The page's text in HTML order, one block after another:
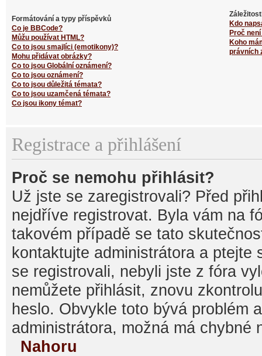
Formátování a typy příspěvků
Co je BBCode?
Můžu používat HTML?
Co to jsou smajlíci (emotikony)?
Mohu přidávat obrázky?
Co to jsou Globální oznámení?
Co to jsou oznámení?
Co to jsou důležitá témata?
Co to jsou uzamčená témata?
Co jsou ikony témat?
Kdo
Proč
Koho
právních
Registrace a přihlášení
Proč se nemohu přihlásit?
Už jste se zaregistrovali? Před
nejdříve registrovat. Byla vám na
takovém případě se tato
kontaktujte administrátora a ptejte
se registrovali, nebyli jste z fóra
nemůžete přihlásit, znovu
heslo. Obvykle toto bývá problém
administrátora, možná má chybné
Nahoru